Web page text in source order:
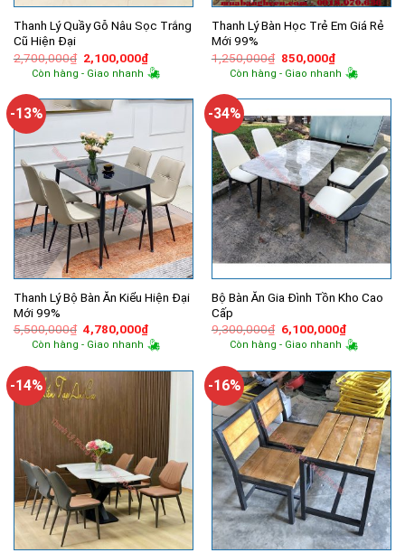
Thanh Lý Quầy Gỗ Nâu Sọc Trắng
Cũ Hiện Đại
2,700,000₫ Giá
gốc
là:
2,100,000₫Giá
hiện
tại
2,100,000₫.
Còn hàng - Giao nhanh
Thanh Lý Bàn Học Trẻ Em Giá Rẻ
Mới 99%
1,250,000₫ Giá
gốc
là:
850,000₫Giá
hiện
tại
850,000₫.
Còn hàng - Giao nhanh
-13%
Thanh Lý Bộ Bàn Ăn Kiểu Hiện Đại
Mới 99%
5,500,000₫ Giá
gốc
là:
4,780,000₫Giá
hiện
tại
4,780,000₫.
Còn hàng - Giao nhanh
-34%
Bộ Bàn Ăn Gia Đình Tồn Kho Cao
Cấp
9,300,000₫ Giá
gốc
là:
6,100,000₫Giá
hiện
tại
Còn hàng - Giao nhanh
-14% -16%